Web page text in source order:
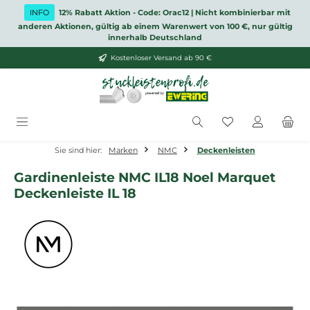
Zum Hauptinhalt springen
INFO
12% Rabatt Aktion - Code: Orac12 | Nicht kombinierbar mit
anderen Aktionen, gültig ab einem Warenwert von 100 €, nur gültig
innerhalb Deutschland
Kostenloser Versand ab 90 €
Du hast 0
Sie sind hier: Marken NMC Deckenleisten
Gardinenleiste NMC IL18 Noel Marquet
Deckenleiste IL 18